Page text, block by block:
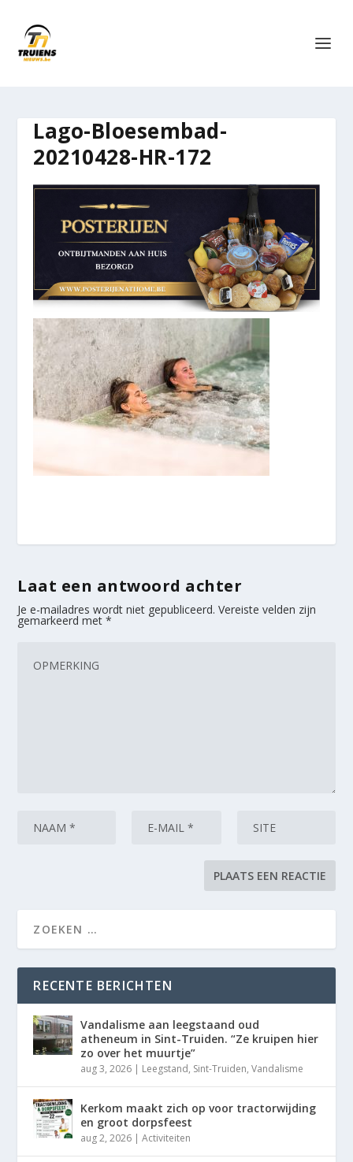
Lago-Bloesembad-
20210428-HR-172
Laat een antwoord achter
Je e-mailadres wordt niet gepubliceerd. Vereiste velden zijn
gemarkeerd met*
RECENTE BERICHTEN
Vandalisme aan leegstaand oud
atheneum in Sint-Truiden. “Ze kruipen hier
zo over het muurtje”
aug 3, 2026 | Leegstand, Sint-Truiden,Vandalisme
Kerkom maakt zich op voor tractorwijding
en groot dorpsfeest
aug 2, 2026 |Activiteiten